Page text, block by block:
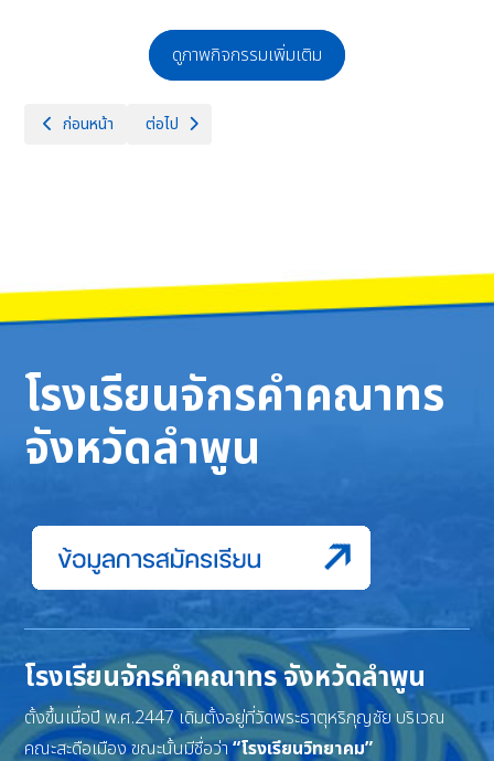
ดูภาพกิจกรรมเพิ่มเติม
เนื้อหาก่อนหน้า: วันเสาร์และอาทิตย์ที่ 15-16 มีนาคม 2568 โรงเรียนจักร
ก่อนหน้า เนื้อหาถัดไป: ตรวจเยี่ยมนักเรียนในพระราชานุเคราะห์ กร
ต่อไป
โรงเรียนจักรคำคณาทร
จังหวัดลำพูน
โรงเรียนจักรคำคณาทร จังหวัดลำพูน
ตั้งขึ้นเมื่อปี พ.ศ.2447 เดิมตั้งอยู่ที่วัดพระธาตุหริภุญชัย บริเวณ
คณะสะดือเมือง ขณะนั้นมีชื่อว่า“โรงเรียนวิทยาคม”